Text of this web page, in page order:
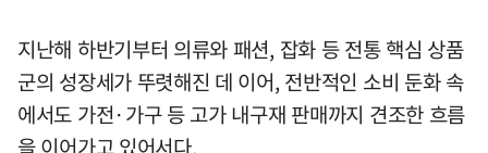
지난해 하반기부터 의류와 패션, 잡화 등 전통 핵심 상품
군의 성장세가 뚜렷해진 데 이어, 전반적인 소비 둔화 속
에서도 가전·가구 등 고가 내구재 판매까지 견조한 흐름
을 이어가고 있어서다.